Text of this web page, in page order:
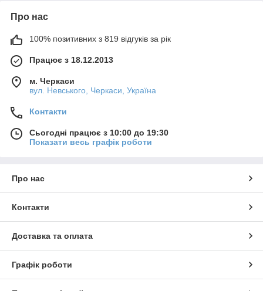
Про нас
100% позитивних з 819 відгуків за рік
Працює з 18.12.2013
м. Черкаси
вул. Невського, Черкаси, Україна
Контакти
Сьогодні працює з 10:00 до 19:30
Показати весь графік роботи
Про нас
Контакти
Доставка та оплата
Графік роботи